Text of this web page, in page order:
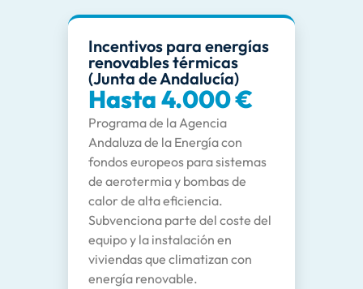
Incentivos para energías
renovables térmicas
(Junta de Andalucía)
Hasta 4.000 €
Programa de la Agencia
Andaluza de la Energía con
fondos europeos para sistemas
de aerotermia y bombas de
calor de alta eficiencia.
Subvenciona parte del coste del
equipo y la instalación en
viviendas que climatizan con
energía renovable.